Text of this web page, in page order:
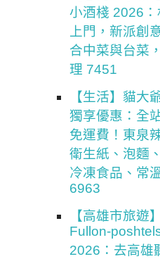
小酒棧 2026
上門，新派創
合中菜與台菜
理 7451
【生活】貓大
獨享優惠：全
免運費！東泉
衛生紙、泡麵
冷凍食品、常
6963
【高雄市旅遊
Fullon-
2026：去高雄